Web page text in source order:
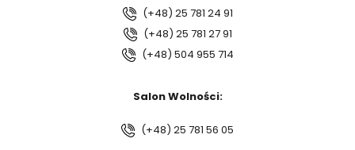
(+48) 25 781 24 91
(+48) 25 781 27 91
(+48) 504 955 714
Salon Wolności:
(+48) 25 781 56 05